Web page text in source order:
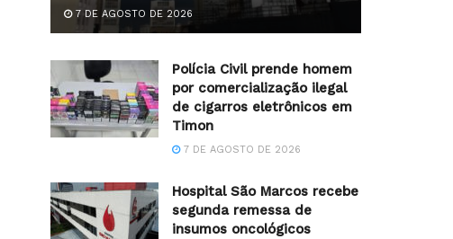
7 DE AGOSTO DE 2026
Polícia Civil prende homem
por comercialização ilegal
de cigarros eletrônicos em
Timon
7 DE AGOSTO DE 2026
Hospital São Marcos recebe
segunda remessa de
insumos oncológicos